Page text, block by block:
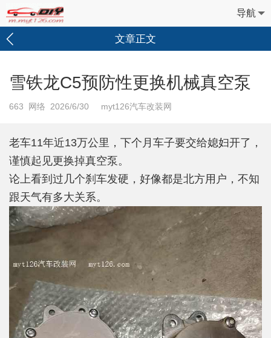
导航
文章正文
雪铁龙C5预防性更换机械真空泵
663 网络 2026/6/30 myt126汽车改装网
老车11年近13万公里，下个月车子要交给媳妇开了，
谨慎起见更换掉真空泵。
论上看到过几个刹车发硬，好像都是北方用户，不知
跟天气有多大关系。